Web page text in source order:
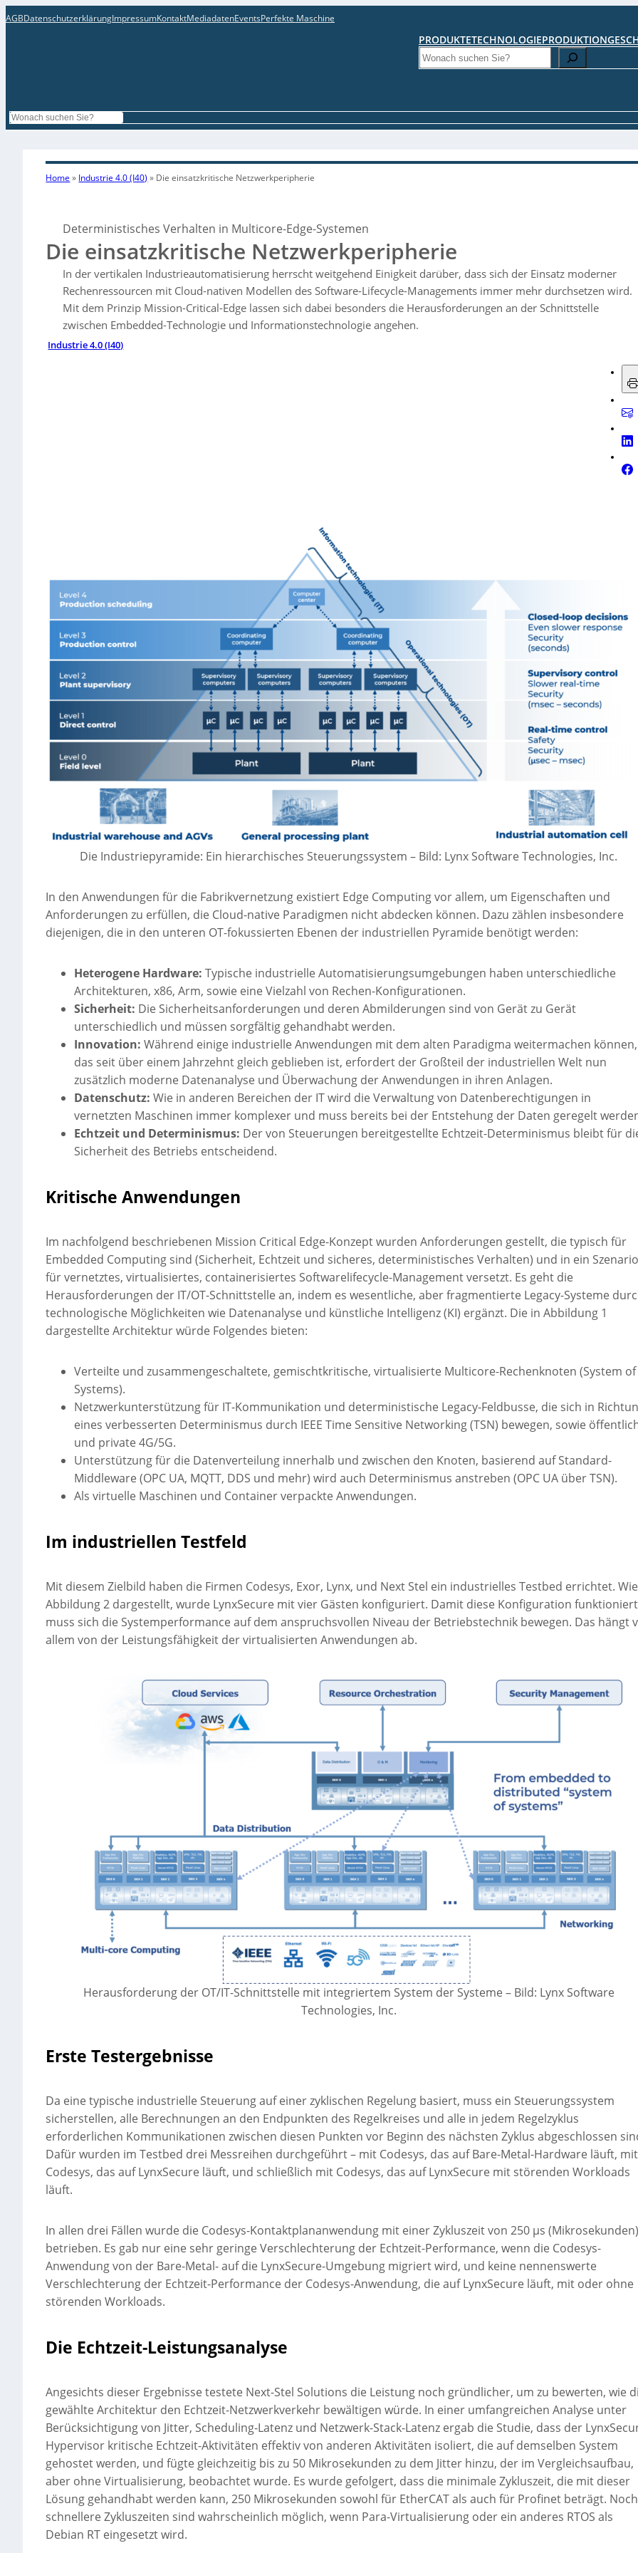
AGBDatenschutzerklärungImpressumKontaktMediadatenEventsPerfekte Maschine
PRODUKTETECHNOLOGIEPRODUKTION
Search
Search
Home » Industrie 4.0 (I40) » Die einsatzkritische Netzwerkperipherie
Deterministisches Verhalten in Multicore-Edge-Systemen
Die einsatzkritische Netzwerkperipherie
In der vertikalen Industrieautomatisierung herrscht weitgehend Einigkeit darüber, dass sich der Einsatz moderner
Rechenressourcen mit Cloud-nativen Modellen des Software-Lifecycle-Managements immer mehr durchsetzen wird.
Mit dem Prinzip Mission-Critical-Edge lassen sich dabei besonders die Herausforderungen an der Schnittstelle
zwischen Embedded-Technologie und Informationstechnologie angehen.
Industrie 4.0 (I40)
Die Industriepyramide: Ein hierarchisches Steuerungssystem – Bild: Lynx Software Technologies, Inc.
In den Anwendungen für die Fabrikvernetzung existiert Edge Computing vor allem, um Eigenschaften und
Anforderungen zu erfüllen, die Cloud-native Paradigmen nicht abdecken können. Dazu zählen insbesondere
diejenigen, die in den unteren OT-fokussierten Ebenen der industriellen Pyramide benötigt werden:
Heterogene Hardware: Typische industrielle Automatisierungsumgebungen haben unterschiedliche
Architekturen, x86, Arm, sowie eine Vielzahl von Rechen-Konfigurationen.
Sicherheit: Die Sicherheitsanforderungen und deren Abmilderungen sind von Gerät zu Gerät
unterschiedlich und müssen sorgfältig gehandhabt werden.
Innovation:Während einige industrielle Anwendungen mit dem alten Paradigma weitermachen können,
das seit über einem Jahrzehnt gleich geblieben ist, erfordert der Großteil der industriellen Welt nun
zusätzlich moderne Datenanalyse und Überwachung der Anwendungen in ihren Anlagen.
Datenschutz: Wie in anderen Bereichen der IT wird die Verwaltung von Datenberechtigungen in
vernetzten Maschinen immer komplexer und muss bereits bei der Entstehung der Daten geregelt
Echtzeit und Determinismus: Der von Steuerungen bereitgestellte Echtzeit-Determinismus bleibt für
Sicherheit des Betriebs entscheidend.
Kritische Anwendungen
Im nachfolgend beschriebenen Mission Critical Edge-Konzept wurden Anforderungen gestellt, die typisch für
Embedded Computing sind (Sicherheit, Echtzeit und sicheres, deterministisches Verhalten) und in ein Szenario
für vernetztes, virtualisiertes, containerisiertes Softwarelifecycle-Management versetzt. Es geht die
Herausforderungen der IT/OT-Schnittstelle an, indem es wesentliche, aber fragmentierte Legacy-Systeme
technologische Möglichkeiten wie Datenanalyse und künstliche Intelligenz (KI) ergänzt. Die in Abbildung 1
dargestellte Architektur würde Folgendes bieten:
Verteilte und zusammengeschaltete, gemischtkritische, virtualisierte Multicore-Rechenknoten (System of
Systems).
Netzwerkunterstützung für IT-Kommunikation und deterministische Legacy-Feldbusse, die sich in
eines verbesserten Determinismus durch IEEE Time Sensitive Networking (TSN) bewegen, sowie
und private 4G/5G.
Unterstützung für die Datenverteilung innerhalb und zwischen den Knoten, basierend auf Standard-
Middleware (OPC UA, MQTT, DDS und mehr) wird auch Determinismus anstreben (OPC UA über TSN).
Als virtuelle Maschinen und Container verpackte Anwendungen.
Im industriellen Testfeld
Mit diesem Zielbild haben die Firmen Codesys, Exor, Lynx, und Next Stel ein industrielles Testbed errichtet.
Abbildung 2 dargestellt, wurde LynxSecure mit vier Gästen konfiguriert. Damit diese Konfiguration
muss sich die Systemperformance auf dem anspruchsvollen Niveau der Betriebstechnik bewegen. Das hängt
allem von der Leistungsfähigkeit der virtualisierten Anwendungen ab.
Herausforderung der OT/IT-Schnittstelle mit integriertem System der Systeme – Bild: Lynx Software
Technologies, Inc.
Erste Testergebnisse
Da eine typische industrielle Steuerung auf einer zyklischen Regelung basiert, muss ein Steuerungssystem
sicherstellen, alle Berechnungen an den Endpunkten des Regelkreises und alle in jedem Regelzyklus
erforderlichen Kommunikationen zwischen diesen Punkten vor Beginn des nächsten Zyklus abgeschlossen
Dafür wurden im Testbed drei Messreihen durchgeführt – mit Codesys, das auf Bare-Metal-Hardware läuft, mit
Codesys, das auf LynxSecure läuft, und schließlich mit Codesys, das auf LynxSecure mit störenden Workloads
läuft.
In allen drei Fällen wurde die Codesys-Kontaktplananwendung mit einer Zykluszeit von 250 µs (Mikrosekunden)
betrieben. Es gab nur eine sehr geringe Verschlechterung der Echtzeit-Performance, wenn die Codesys-
Anwendung von der Bare-Metal- auf die LynxSecure-Umgebung migriert wird, und keine nennenswerte
Verschlechterung der Echtzeit-Performance der Codesys-Anwendung, die auf LynxSecure läuft, mit oder ohne
störenden Workloads.
Die Echtzeit-Leistungsanalyse
Angesichts dieser Ergebnisse testete Next-Stel Solutions die Leistung noch gründlicher, um zu bewerten, wie
gewählte Architektur den Echtzeit-Netzwerkverkehr bewältigen würde. In einer umfangreichen Analyse unter
Berücksichtigung von Jitter, Scheduling-Latenz und Netzwerk-Stack-Latenz ergab die Studie, dass der
Hypervisor kritische Echtzeit-Aktivitäten effektiv von anderen Aktivitäten isoliert, die auf demselben System
gehostet werden, und fügte gleichzeitig bis zu 50 Mikrosekunden zu dem Jitter hinzu, der im Vergleichsaufbau,
aber ohne Virtualisierung, beobachtet wurde. Es wurde gefolgert, dass die minimale Zykluszeit, die mit dieser
Lösung gehandhabt werden kann, 250 Mikrosekunden sowohl für EtherCAT als auch für Profinet beträgt. Noch
schnellere Zykluszeiten sind wahrscheinlich möglich, wenn Para-Virtualisierung oder ein anderes RTOS als
Debian RT eingesetzt wird.